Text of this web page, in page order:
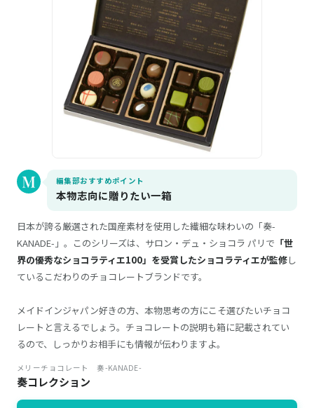
編集部おすすめポイント
本物志向に贈りたい一箱
日本が誇る厳選された国産素材を使用した繊細な味わいの「奏-
KANADE-」。このシリーズは、サロン・デュ・ショコラ パリで 「世
界の優秀なショコラティエ100」を受賞したショコラティエが監修し
ているこだわりのチョコレートブランドです。
メイドインジャパン好きの方、本物思考の方にこそ選びたいチョコ
レートと言えるでしょう。チョコレートの説明も箱に記載されてい
るので、しっかりお相手にも情報が伝わりますよ。
メリーチョコレート 奏-KANADE-
奏コレクション